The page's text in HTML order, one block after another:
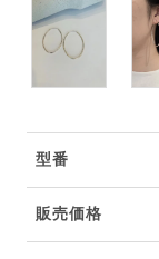
型番
販売価格